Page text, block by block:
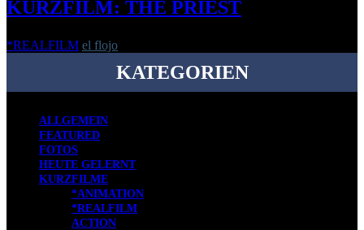
KURZFILM: THE PRIEST
*REALFILM el flojo
KATEGORIEN
ALLGEMEIN
FEATURED
FOTOS
HEUTE GELERNT
KURZFILME
*ANIMATION
*REALFILM
ACTION